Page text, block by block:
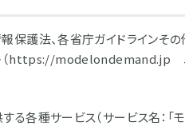
保護法、各省庁ガイドラインそ
（https://modelondemand.jp 以
各種サービス（サービス名：「